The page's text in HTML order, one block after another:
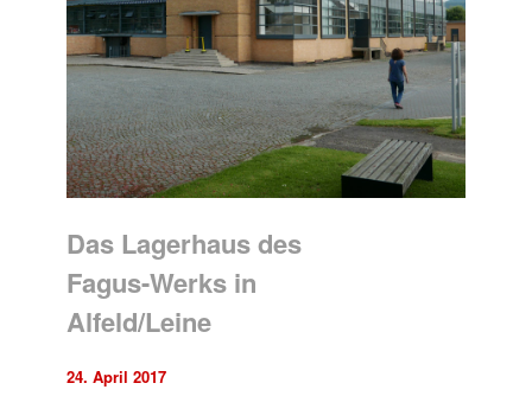
Das Lagerhaus des
Fagus-Werks in
Alfeld/Leine
24. April 2017